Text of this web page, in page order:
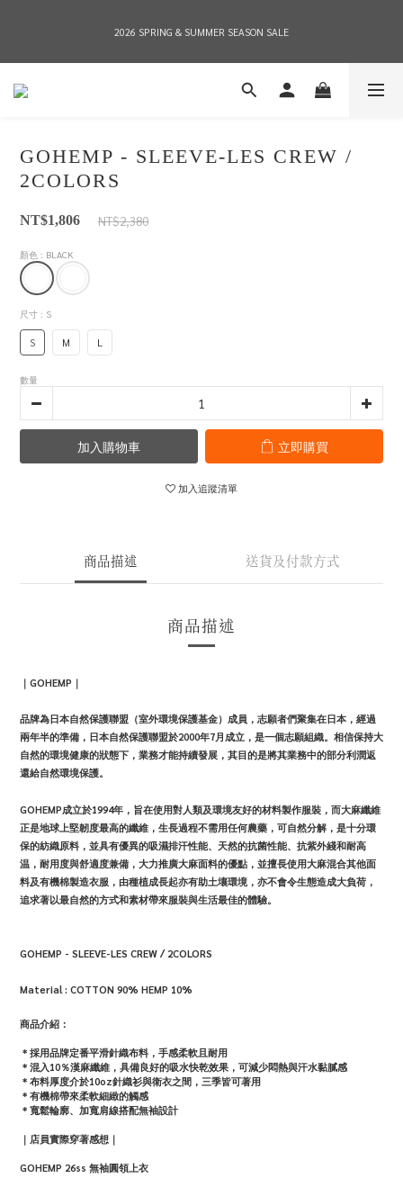
2026 SPRING & SUMMER SEASON SALE
2026 SPRING & SUMMER SEASON SALE
全店消費滿NT$8,000 享有7-11店到店免運費，NT$10,000店到店與宅配到府免運費
2026 SPRING & SUMMER SEASON SALE
GOHEMP - SLEEVE-LES CREW /
2COLORS
NT$1,806 NT$2,380
顏色 : BLACK
尺寸 : S
S M L
數量
加入購物車 立即購買
加入追蹤清單
商品描述 送貨及付款方式
商品描述
｜ GOHEMP ｜
品牌為日本自然保護聯盟（室外環境保護基金）成員，志願者們聚集在日本，經過
兩年半的準備，日本自然保護聯盟於2000年7月成立，是一個志願組織。相信保持大
自然的環境健康的狀態下，業務才能持續發展，其目的是將其業務中的部分利潤返
還給自然環境保護。
GOHEMP成立於1994年，旨在使用對人類及環境友好的材料製作服裝，而大麻纖維
正是地球上堅韌度最高的纖維，生長過程不需用任何農藥，可自然分解，是十分環
保的紡織原料，並具有優異的吸濕排汗性能、天然的抗菌性能、抗紫外綫和耐高
温，耐用度與舒適度兼備，大力推廣大麻面料的優點，並擅長使用大麻混合其他面
料及有機棉製造衣服，由種植成長起亦有助土壤環境，亦不會令生態造成大負荷，
追求著以最自然的方式和素材帶來服裝與生活最佳的體驗。
GOHEMP - SLEEVE-LES CREW / 2COLORS
Material : COTTON 90% HEMP 10%
商品介紹：
＊採用品牌定番平滑針織布料，手感柔軟且耐用
＊混入10％漢麻纖維，具備良好的吸水快乾效果，可減少悶熱與汗水黏膩感
＊布料厚度介於10oz針織衫與衛衣之間，三季皆可著用
＊有機棉帶來柔軟細緻的觸感
＊寬鬆輪廓、加寬肩線搭配無袖設計
｜店員實際穿著感想｜
GOHEMP 26ss 無袖圓領上衣